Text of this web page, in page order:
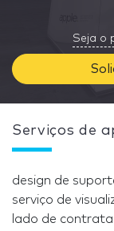
Seja o
Serviços de
design de
serviço de
lado de